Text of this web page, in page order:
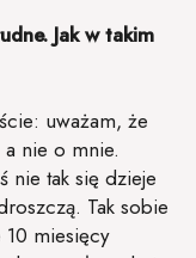
Jak w takim
uważam, że
nie o mnie.
nie tak się dzieje
Tak sobie
10 miesięcy